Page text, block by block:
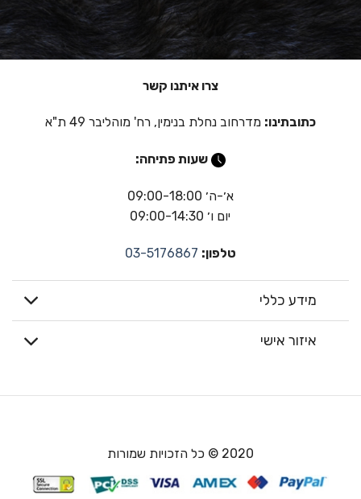
צרו איתנו קשר
כתובתינו: מדרחוב נחלת בנימין, רח' מוהליבר 49 ת"א
שעות פתיחה:
א׳-ה׳ 09:00-18:00
יום ו׳ 09:00-14:30
טלפון: 03-5176867
מידע כללי
איזור אישי
2020 © כל הזכויות שמורות